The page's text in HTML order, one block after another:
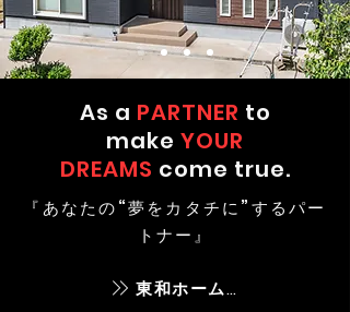
As a PARTNER to
make YOUR
DREAMS come true.
『あなたの“夢をカタチに”するパー
トナー』
東和ホームとは